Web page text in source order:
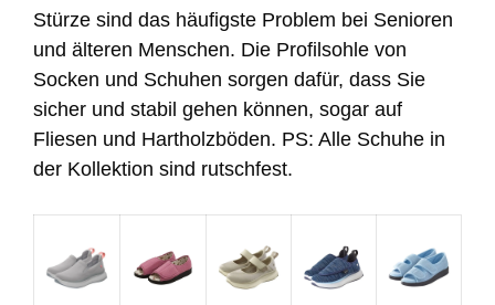
Stürze sind das häufigste Problem bei Senioren
und älteren Menschen. Die Profilsohle von
Socken und Schuhen sorgen dafür, dass Sie
sicher und stabil gehen können, sogar auf
Fliesen und Hartholzböden. PS: Alle Schuhe in
der Kollektion sind rutschfest.